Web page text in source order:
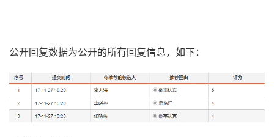
公开回复数据为公开的所有回复信息，如下：